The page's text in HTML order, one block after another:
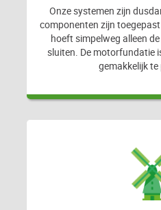
Onze systemen zijn
componenten zijn
hoeft simpelweg alleen
sluiten. De motorfundatie
gemakkelijk